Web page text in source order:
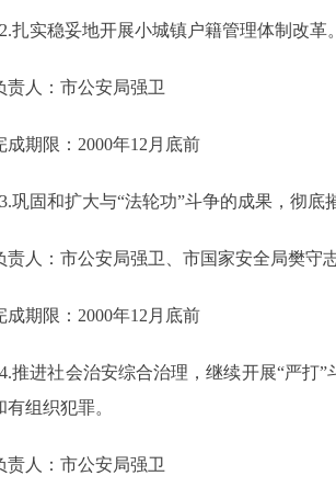
实稳妥地开展小城镇户籍管理体制改革
人：市公安局强卫
限：2000年12月底前
固和扩大与“法轮功”斗争的成果，彻底
：市公安局强卫、市国家安全局樊守
限：2000年12月底前
进社会治安综合治理，继续开展“严打”
有组织犯罪。
人：市公安局强卫